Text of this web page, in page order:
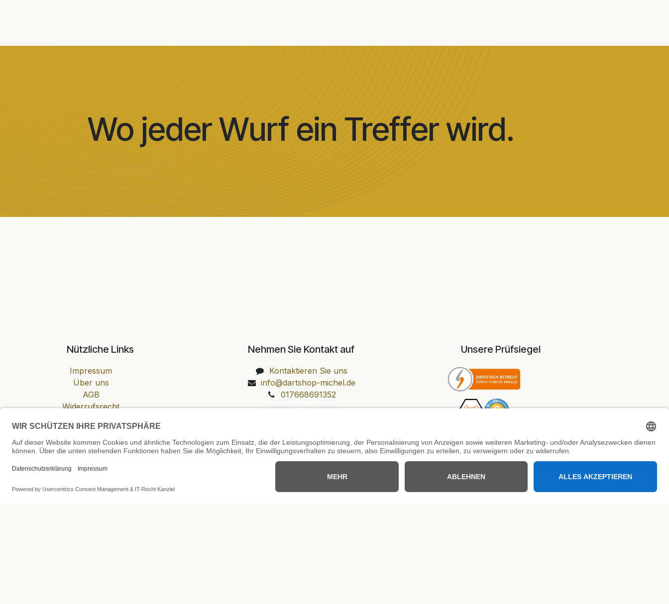
Wo jeder Wurf ein Treffer wird.
Nützliche Links
Impressum
Über uns
AGB
Widerrufsrecht
Zahlung & Versand
Cookie-Einstellungen
Nehmen Sie Kontakt auf
Kontaktieren Sie uns
info@dartshop-michel.de
017668691352
Unsere Prüfsiegel